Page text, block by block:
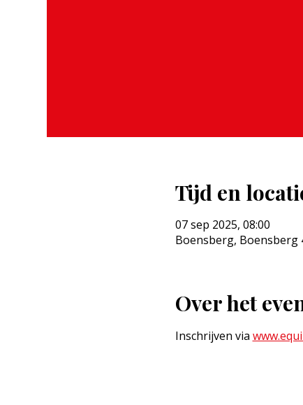
Tijd en
07 sep 2025, 08:00
Boensberg, Boensberg
Over het
Inschrijven via